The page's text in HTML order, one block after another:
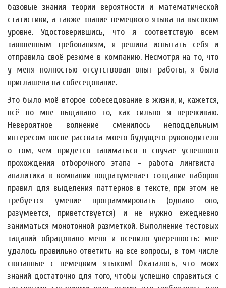
базовые знания теории вероятности и математической
статистики, а также знание немецкого языка на высоком
уровне. Удостоверившись, что я соответствую всем
заявленным требованиям, я решила испытать себя и
отправила своё резюме в компанию. Несмотря на то, что
у меня полностью отсутствовал опыт работы, я была
приглашена на собеседование.
Это было моё второе собеседование в жизни, и, кажется,
всё во мне выдавало то, как сильно я переживаю.
Невероятное волнение сменилось неподдельным
интересом после рассказа моего будущего руководителя
о том, чем придется заниматься в случае успешного
прохождения отборочного этапа – работа лингвиста-
аналитика в компании подразумевает создание наборов
правил для выделения паттернов в тексте, при этом не
требуется умение программировать (однако оно,
разумеется, приветствуется) и не нужно ежедневно
заниматься монотонной разметкой. Выполнение тестовых
заданий обрадовало меня и вселило уверенность: мне
удалось правильно ответить на все вопросы, в том числе
связанные с немецким языком! Оказалось, что моих
знаний достаточно для того, чтобы успешно справиться с